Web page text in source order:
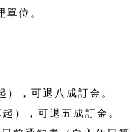
位。
，可退八成訂金。
），可退五成訂金。